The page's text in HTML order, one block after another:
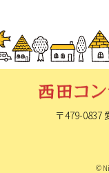
〒479-0837
©